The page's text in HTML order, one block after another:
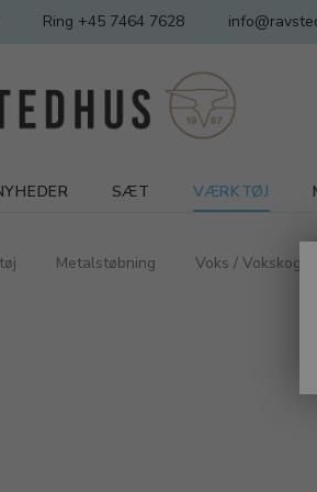
Ring +45 7464 7628
SÆT VÆRKTØJ
Metalstøbning Voks /